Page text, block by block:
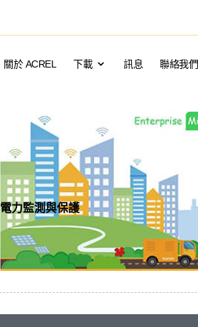
關於 ACREL 下載 訊息 聯絡我們
電力監測與保護